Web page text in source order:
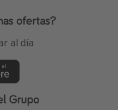
ofertas?
al día
Grupo